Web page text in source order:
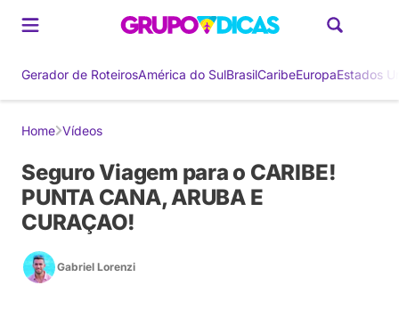
Gerador de RoteirosAmérica do SulBrasilCaribeEuropaEstados
Home Vídeos
Seguro Viagem para o CARIBE!
PUNTA CANA, ARUBA E
CURAÇAO!
Gabriel Lorenzi